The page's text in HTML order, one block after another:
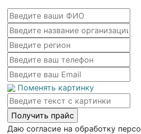
Поменять картинку
Даю согласие на обработку